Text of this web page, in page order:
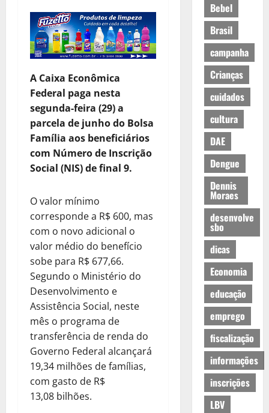
A Caixa Econômica
Federal paga nesta
segunda-feira (29) a
parcela de junho do Bolsa
Família aos beneficiários
com Número de Inscrição
Social (NIS) de final 9.
O valor mínimo
corresponde a R$ 600, mas
com o novo adicional o
valor médio do benefício
sobe para R$ 677,66.
Segundo o Ministério do
Desenvolvimento e
Assistência Social, neste
mês o programa de
transferência de renda do
Governo Federal alcançará
19,34 milhões de famílias,
com gasto de R$
13,08 bilhões.
Bebel
Brasil
campanha
Crianças
cuidados
cultura
DAE
Dengue
Dennis
Moraes
desenvolve
sbo
dicas
Economia
educação
emprego
fiscalização
informações
inscrições
LBV